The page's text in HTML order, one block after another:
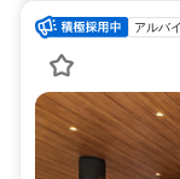
アルバ